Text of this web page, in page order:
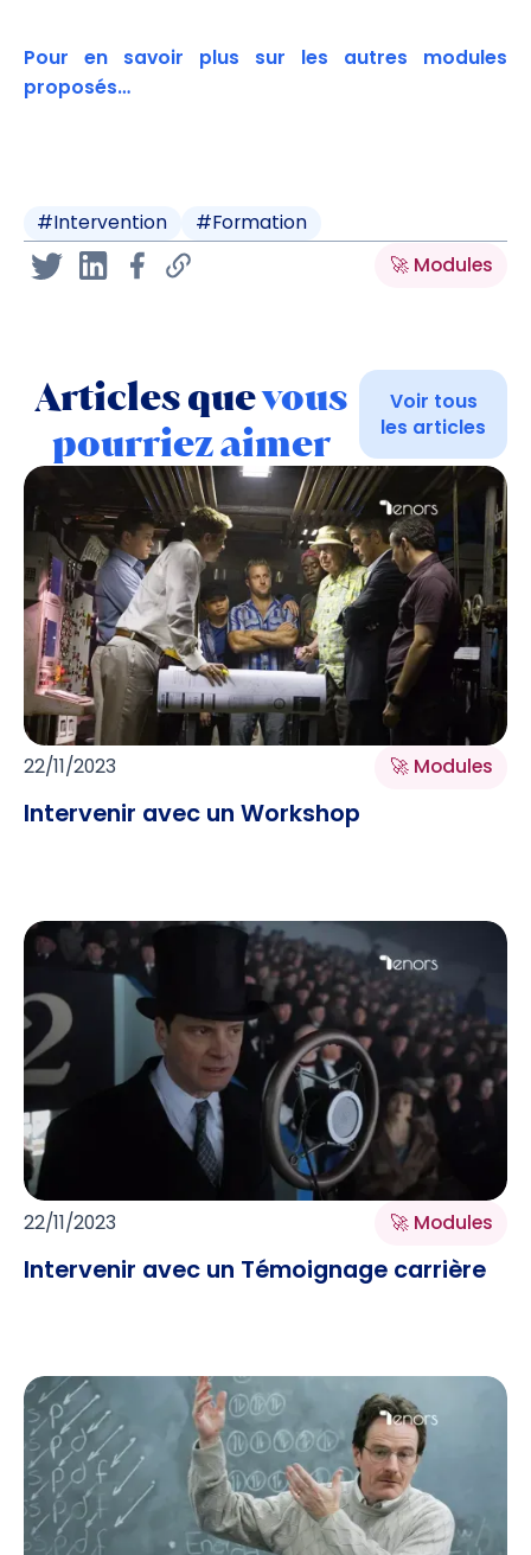
Pour en savoir plus sur les autres modules
proposés…
#Intervention #Formation
🚀 Modules
Articles quevous
pourriez aimer
Voir tous
les articles
22/11/2023 🚀 Modules
Intervenir avec un Workshop
22/11/2023 🚀 Modules
Intervenir avec un Témoignage carrière